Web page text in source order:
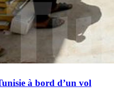
à bord d’un vol